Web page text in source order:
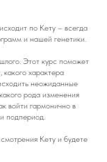
по Кету – всегда
и нашей генетики.
Этот курс поможет
какого характера
неожиданные
рода изменения
войти гармонично в
подпериод.
Кету и будете